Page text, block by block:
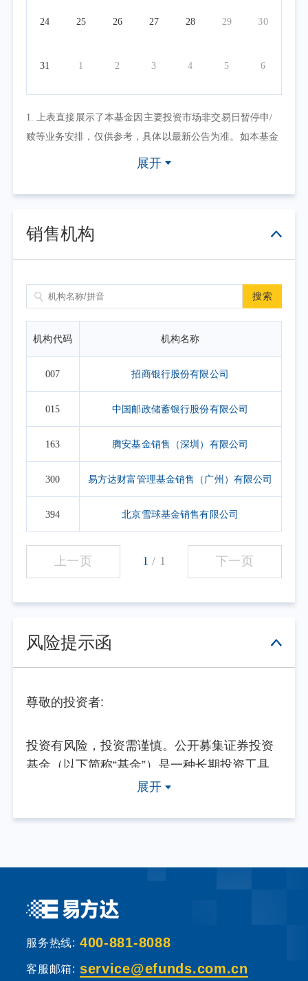
24 25 26 27 28 29 30
31 1 2 3 4 5 6
1. 上表直接展示了本基金因主要投资市场非交易日暂停申/
赎等业务安排，仅供参考，具体以最新公告为准。如本基金
因其他原因暂停申/赎等业务或有其他交易状态限制的，可点
2. 上表默认展示一个自然月的开放日安排，如需要查询本基
间区间。
展开
销售机构
搜索
机构代码 机构名称
007 招商银行股份有限公司
015 中国邮政储蓄银行股份有限公司
163 腾安基金销售（深圳）有限公司
300 易方达财富管理基金销售（广州）有限公司
394 北京雪球基金销售有限公司
上一页 1 / 1 下一页
风险提示函
尊敬的投资者:
投资有风险，投资需谨慎。公开募集证券投资
基金（以下简称“基金”）是一种长期投资工具，
其主要功能是分散投资，降低投资单一证券所
提供固定收益预期的金融工具，当您购买基金
基金销售机构根据法规要求对投资者类别、风
险承受能力和基金的风险等级进行划分，并提
出适当性匹配意见。本基金法律文件中涉及基
展开
服务热线: 400-881-8088
客服邮箱: service@efunds.com.cn